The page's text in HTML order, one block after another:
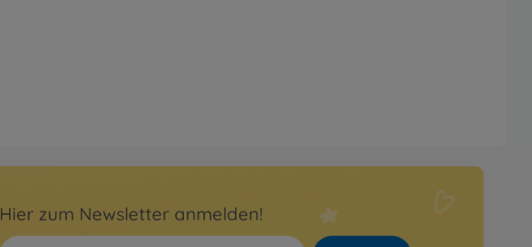
Hier zum Newsletter anmelden!